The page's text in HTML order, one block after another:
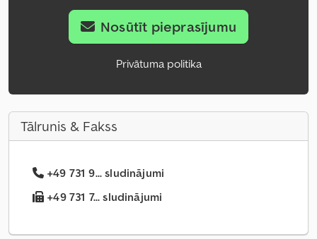
Nosūtīt pieprasījumu
Privātuma politika
Tālrunis & Fakss
+49 731 9... sludinājumi
+49 731 7... sludinājumi